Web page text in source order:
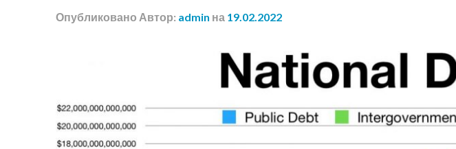
Опубликовано Автор: admin на 19.02.2022